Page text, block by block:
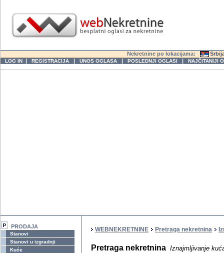
Nekretnine po lokacijama:
LOG IN | REGISTRACIJA | UNOS OGLASA | POSLEDNJI OGLASI | NAJČITANIJI
PRODAJA
Stanovi
Stanovi u izgradnji
Kuće
WEBNEKRETNINE Pretraga nekretnina
Pretraga nekretnina Iznajmljivanje